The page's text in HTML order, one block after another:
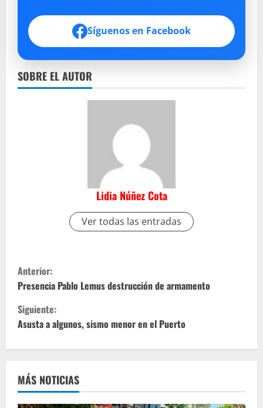
Síguenos en Facebook
SOBRE EL AUTOR
Lidia Núñez Cota
Ver todas las entradas
S
i
g
l
Anterior:
Presencia Pablo Lemus destrucción de armamento
Siguiente:
Asusta a algunos, sismo menor en el Puerto
MÁS NOTICIAS